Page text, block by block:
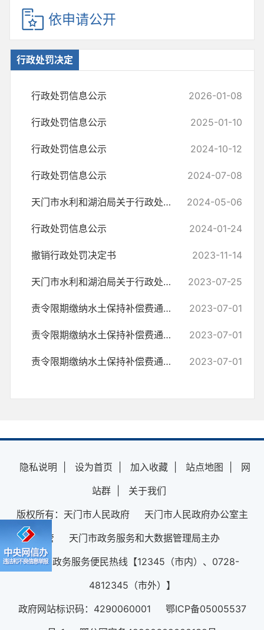
依申请公开
行政处罚决定
行政处罚信息公示 2026-01-08
行政处罚信息公示 2025-01-10
行政处罚信息公示 2024-10-12
行政处罚信息公示 2024-07-08
天门市水利和湖泊局关于行政处罚决定信息更新情况说明 2024-05-06
行政处罚信息公示 2024-01-24
撤销行政处罚决定书 2023-11-14
天门市水利和湖泊局关于行政处罚决定信息更新情况说明 2023-07-25
责令限期缴纳水土保持补偿费通知书（天水责限字〔2023〕008号） 2023-07-01
责令限期缴纳水土保持补偿费通知书（天水责限字〔2023〕007号） 2023-07-01
责令限期缴纳水土保持补偿费通知书(天水责限字〔2023〕009号) 2023-07-01
隐私说明 设为首页 加入收藏 站点地图
网
站群
关于我们
版权所有：天门市人民政府 天门市人民政府办公室主
管 天门市政务服务和大数据管理局主办
12345政务服务便民热线【12345（市内）、0728-
4812345（市外）】
政府网站标识码：4290060001 鄂ICP备05005537